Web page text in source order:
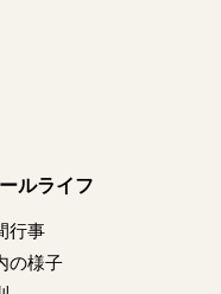
ルライフ
行事
の様子